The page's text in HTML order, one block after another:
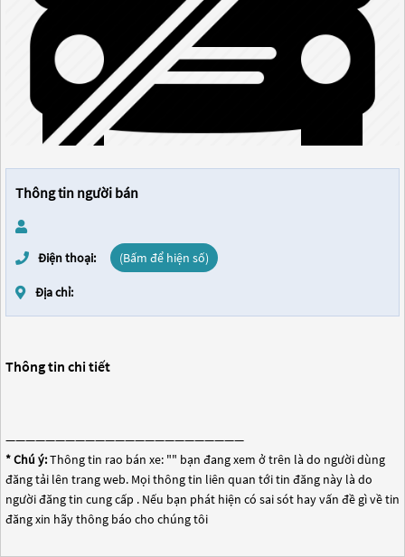
Thông tin người bán
Điện thoại: (Bấm để hiện số)
Địa chỉ:
Thông tin chi tiết
————————————————————————
* Chú ý:Thông tin rao bán xe: "" bạn đang xem ở trên là do người dùng
đăng tải lên trang web. Mọi thông tin liên quan tới tin đăng này là do
người đăng tin cung cấp . Nếu bạn phát hiện có sai sót hay vấn đề gì về tin
đăng xin hãy thông báo cho chúng tôi